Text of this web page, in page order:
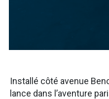
Installé côté avenue
lance dans l’aventure